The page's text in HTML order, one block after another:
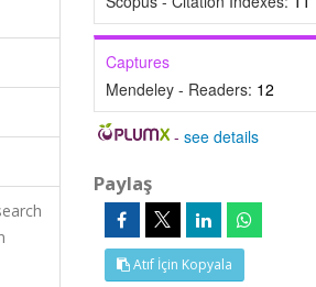
Captures
Mendeley - Readers: 12
-see details
Paylaş
Atıf İçin Kopyala